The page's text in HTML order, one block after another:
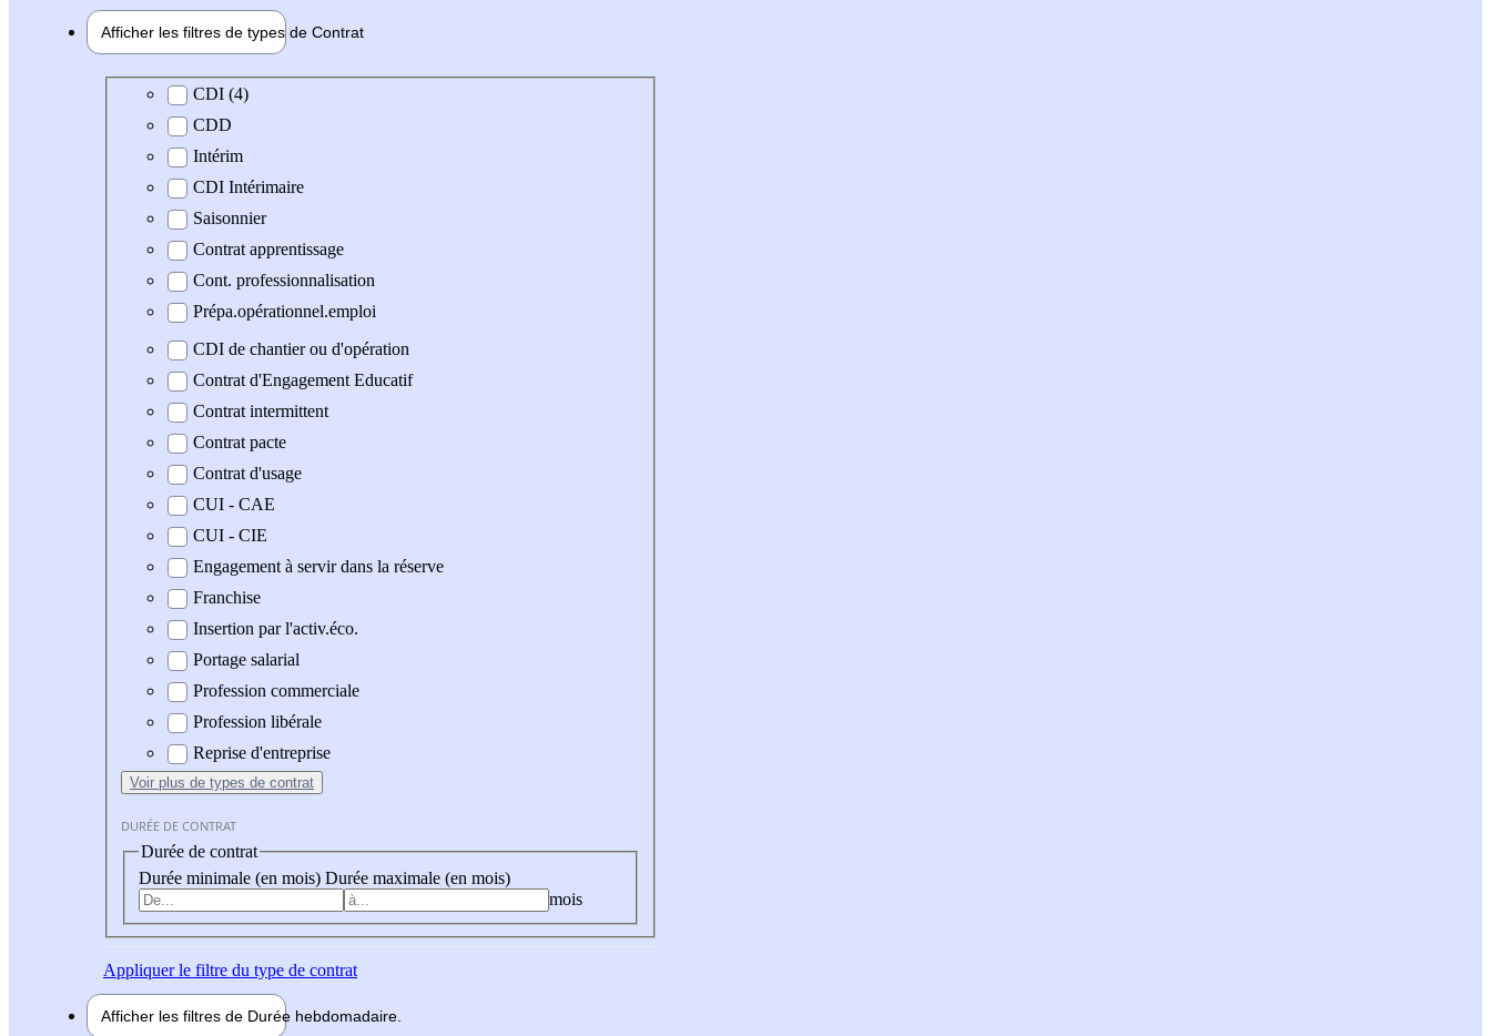
Afficher les filtres de types de Contrat
Type de contrat
CDI (4)
CDD
Intérim
CDI Intérimaire
Saisonnier
Contrat apprentissage
Cont. professionnalisation
Prépa.opérationnel.emploi
CDI de chantier ou d'opération
Contrat d'Engagement Educatif
Contrat intermittent
Contrat pacte
Contrat d'usage
CUI - CAE
CUI - CIE
Engagement à servir dans la réserve
Franchise
Insertion par l'activ.éco.
Portage salarial
Profession commerciale
Profession libérale
Reprise d'entreprise
Voir plus de types de contrat
DURÉE DE CONTRAT
Durée de contrat
Durée minimale (en mois) Durée maximale (en mois)
mois
Appliquerle filtre du type de contrat
Afficher les filtres de Durée hebdomadaire